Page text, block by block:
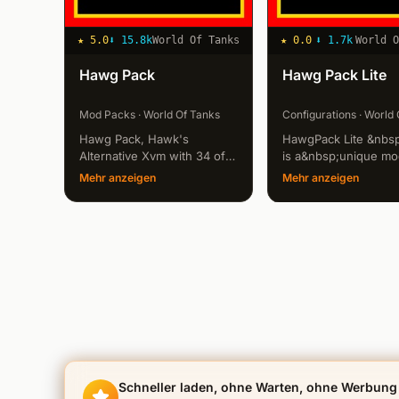
★ 5.0⬇ 15.8kWorld Of Tanks
Hawg Pack
Mod Packs · World Of Tanks
Hawg Pack, Hawk's
Alternative Xvm with 34 of
Hawg's own favorite mods
mods left to the Xvm to run
Mehr anzeigen
★ 0.0 ⬇ 1.7k World
Hawg Pack Lite
Configurations · World
HawgPack Lite
is a&nbsp;unique
like the Normal
the mods been link
Mehr anzeigen
Schneller laden, ohne Warten, ohne Werbung